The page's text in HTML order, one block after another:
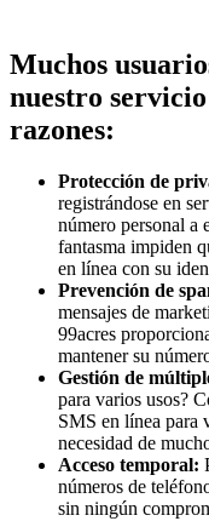
Muchos
nuestro
razones:
Protección de
registrándose en
número personal a
fantasma impiden
en línea con su
Prevención de
mensajes de
99acres
mantener su
Gestión de
para varios usos?
SMS en línea para
necesidad de
Acceso temporal:
números de
sin ningún